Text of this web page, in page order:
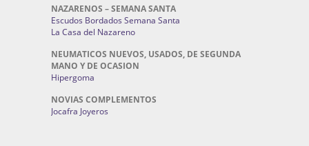
NAZARENOS – SEMANA SANTA
Escudos Bordados Semana Santa
La Casa del Nazareno
NEUMATICOS NUEVOS, USADOS, DE SEGUNDA
MANO Y DE OCASION
Hipergoma
NOVIAS COMPLEMENTOS
Jocafra Joyeros